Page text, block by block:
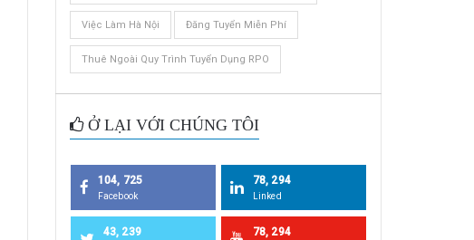
Việc Làm Hà Nội Đăng Tuyển Miễn Phí
Thuê Ngoài Quy Trình Tuyển Dụng RPO
Ở LẠI VỚI CHÚNG TÔI
104, 725
Facebook
78, 294
Linked
43, 239 78, 294